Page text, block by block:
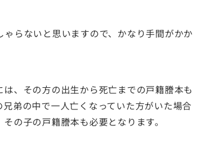
らないと思いますので、かなり手間がかか
、その方の出生から死亡までの戸籍謄本も
弟の中で一人亡くなっていた方がいた場合
の子の戸籍謄本も必要となります。